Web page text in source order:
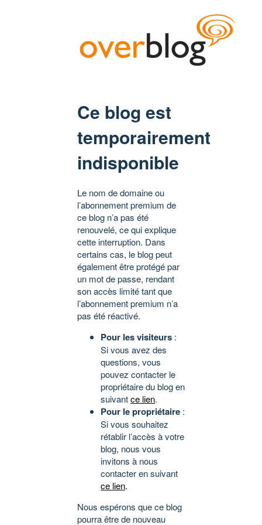
Ce blog est
temporairement
indisponible
Le nom de domaine ou
l’abonnement premium de
ce blog n’a pas été
renouvelé, ce qui explique
cette interruption. Dans
certains cas, le blog peut
également être protégé par
un mot de passe, rendant
son accès limité tant que
l’abonnement premium n’a
pas été réactivé.
Pour les visiteurs :
Si vous avez des
questions, vous
pouvez contacter le
propriétaire du blog en
suivantce lien.
Pour le propriétaire :
Si vous souhaitez
rétablir l’accès à votre
blog, nous vous
invitons à nous
contacter en suivant
ce lien.
Nous espérons que ce blog
pourra être de nouveau